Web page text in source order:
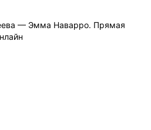
— Эмма Наварро. Прямая